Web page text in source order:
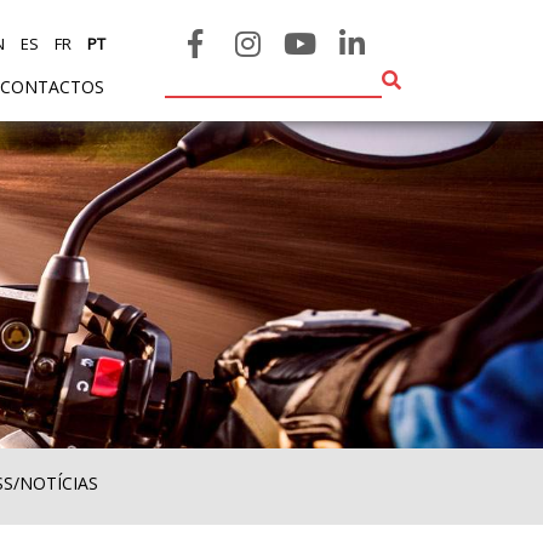
CONTACTOS
ES FR PT
NOTÍCIAS